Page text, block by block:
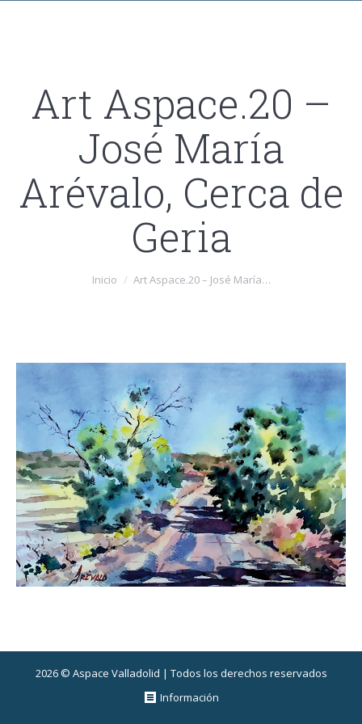
Art Aspace.20 –
José María
Arévalo, Cerca de
Geria
Inicio Art Aspace.20 – José María…
2026 © Aspace Valladolid | Todos los derechos reservados
Información